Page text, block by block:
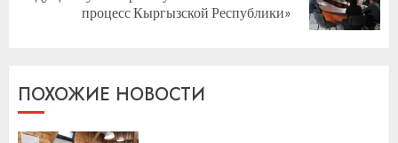
процесс Кыргызской Республики»
ПОХОЖИЕ НОВОСТИ